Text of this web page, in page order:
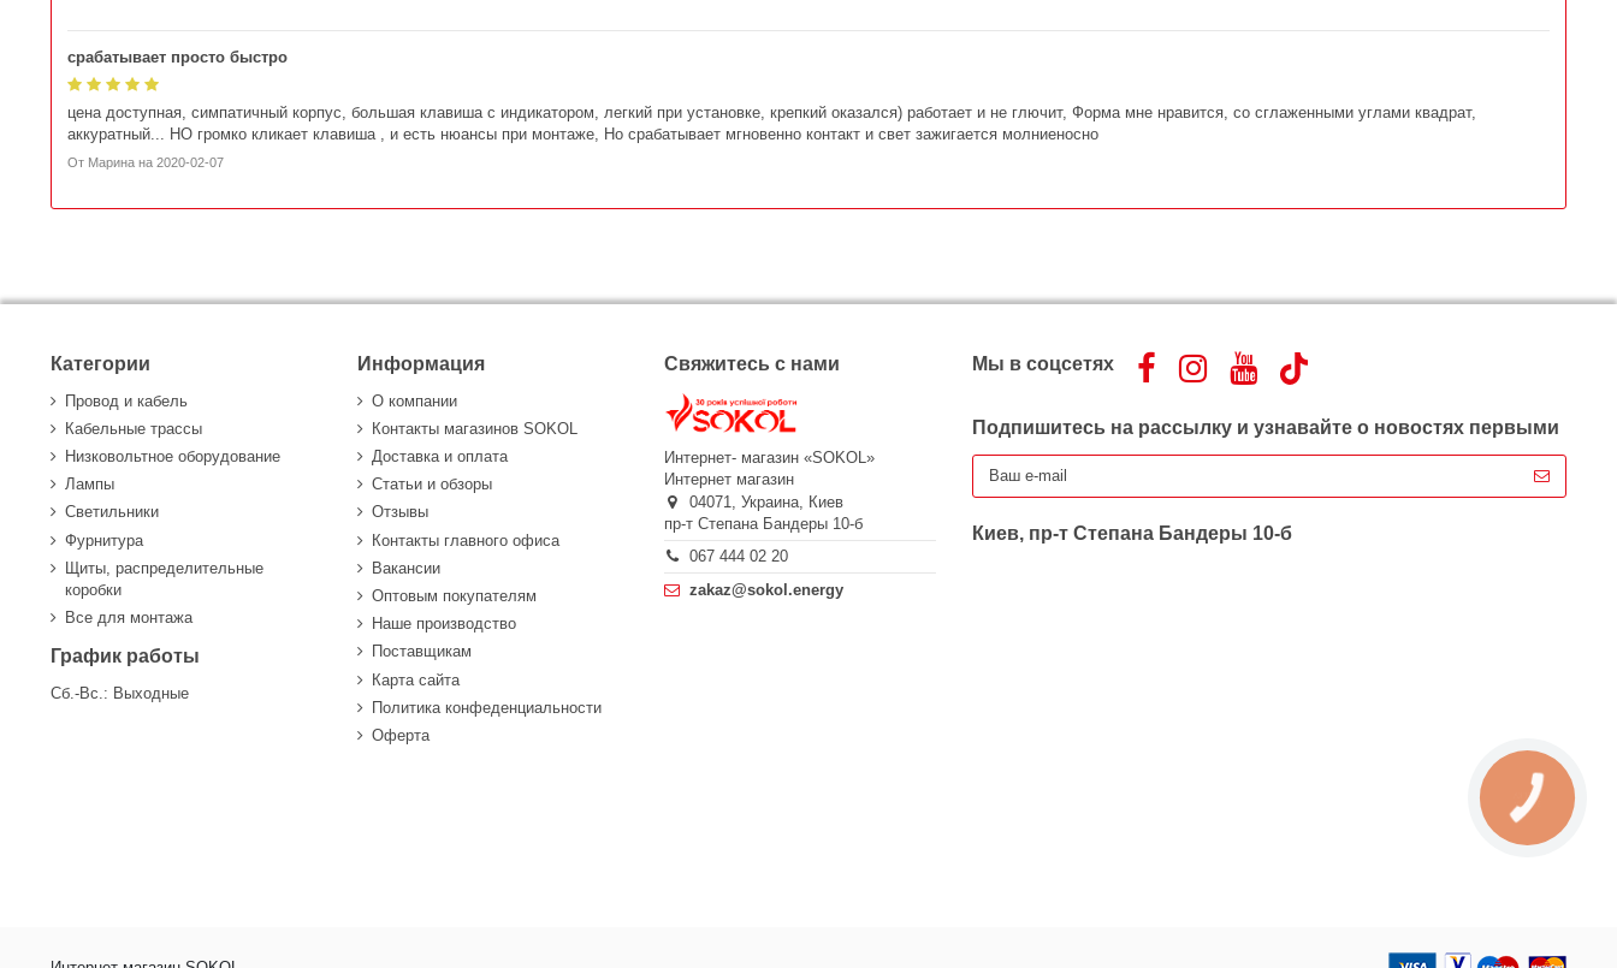
срабатывает просто быстро
цена доступная, симпатичный корпус, большая клавиша с индикатором, легкий при установке, крепкий оказался) работает и не глючит, Форма мне нравится, со сглаженными углами квадрат,
аккуратный... НО громко кликает клавиша , и есть нюансы при монтаже, Но срабатывает мгновенно контакт и свет зажигается молниеносно
От Марина на 2020-02-07
Категории
Провод и кабель
Кабельные трассы
Низковольтное оборудование
Лампы
Светильники
Фурнитура
Щиты, распределительные
коробки
Все для монтажа
График работы
Сб.-Вс.: Выходные
Информация
О компании
Контакты магазинов SOKOL
Доставка и оплата
Статьи и обзоры
Отзывы
Контакты главного офиса
Вакансии
Оптовым покупателям
Наше производство
Поставщикам
Карта сайта
Политика конфеденциальности
Оферта
Свяжитесь с нами
Интернет- магазин «SOKOL»
Интернет магазин
04071,Украина,
Киев
пр-т Степана Бандеры 10-б
067 444 02 20
zakaz@sokol.energy
Мы в соцсетях
Подпишитесь на рассылку и узнавайте о новостях первыми
Киев, пр-т Степана Бандеры 10-б
КНОПКА
ЗВ'ЯЗКУ